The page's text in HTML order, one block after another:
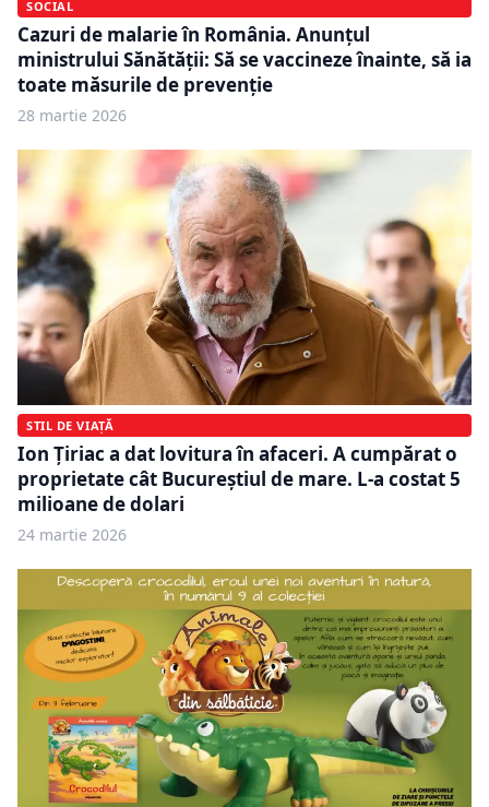
SOCIAL
Cazuri de malarie în România. Anunțul
ministrului Sănătății: Să se vaccineze înainte, să ia
toate măsurile de prevenţie
28 martie 2026
STIL DE VIAȚĂ
Ion Țiriac a dat lovitura în afaceri. A cumpărat o
proprietate cât Bucureștiul de mare. L-a costat 5
milioane de dolari
24 martie 2026